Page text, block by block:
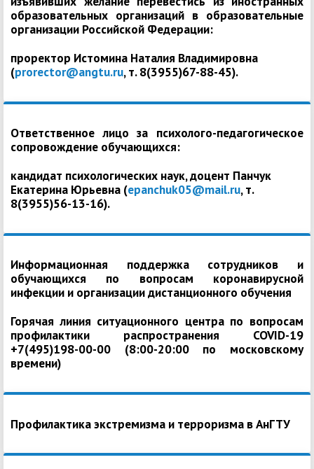
образовательных организаций в образовательные
организации Российской Федерации:
проректор Истомина Наталия Владимировна
(prorector@angtu.ru, т. 8(3955)67-88-45).
Ответственное лицо за психолого-педагогическое
сопровождение обучающихся:
кандидат психологических наук, доцент Панчук
Екатерина Юрьевна (epanchuk05@mail.ru, т.
8(3955)56-13-16).
Информационная поддержка сотрудников и
обучающихся по вопросам коронавирусной
инфекции и организации дистанционного обучения
Горячая линия ситуационного центра по вопросам
профилактики распространения COVID-19
+7(495)198-00-00 (8:00-20:00 по московскому
времени)
Профилактика экстремизма и терроризма в АнГТУ